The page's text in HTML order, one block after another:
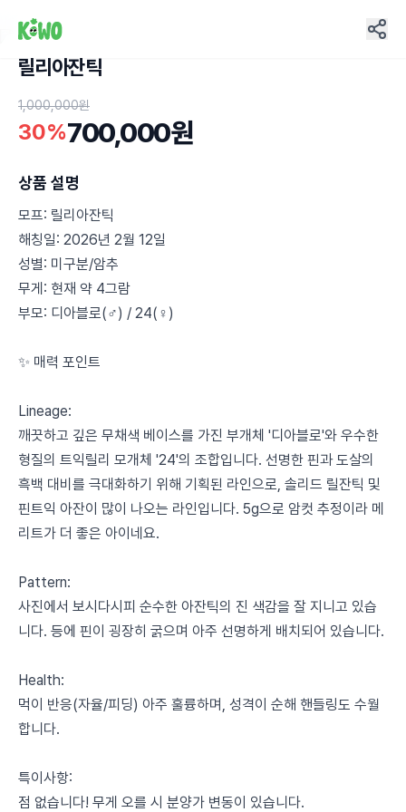
릴리아잔틱
1,000,000원
30%700,000원
상품 설명
모프: 릴리아잔틱
해칭일: 2026년 2월 12일
성별: 미구분/암추
무게: 현재 약 4그람
부모: 디아블로(♂) / 24(♀)
✨ 매력 포인트
Lineage:
깨끗하고 깊은 무채색 베이스를 가진 부개체 '디아블로'와 우수한
형질의 트익릴리 모개체 '24'의 조합입니다. 선명한 핀과 도살의
흑백 대비를 극대화하기 위해 기획된 라인으로, 솔리드 릴잔틱 및
핀트익 아잔이 많이 나오는 라인입니다. 5g으로 암컷 추정이라 메
리트가 더 좋은 아이네요.
Pattern:
사진에서 보시다시피 순수한 아잔틱의 진 색감을 잘 지니고 있습
니다. 등에 핀이 굉장히 굵으며 아주 선명하게 배치되어 있습니다.
Health:
먹이 반응(자율/피딩) 아주 훌륭하며, 성격이 순해 핸들링도 수월
합니다.
특이사항:
점 없습니다! 무게 오를 시 분양가 변동이 있습니다.